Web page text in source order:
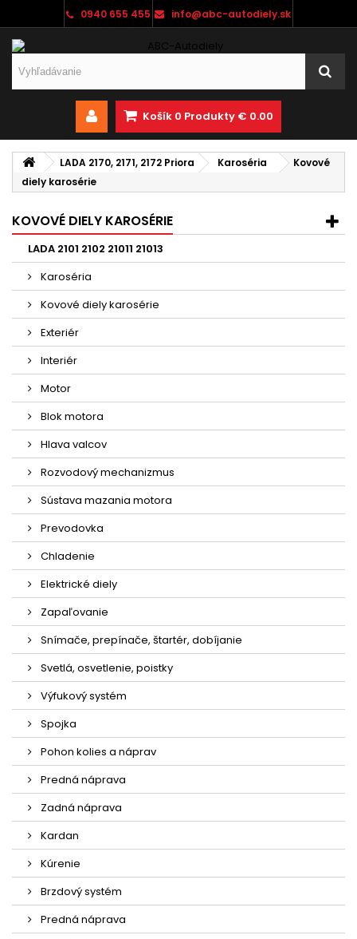
0940 655 455 info@abc-autodiely.sk
Košík 0 Produkty € 0.00
LADA 2170, 2171, 2172 Priora Karoséria
Kovové
diely karosérie
KOVOVÉ DIELY KAROSÉRIE
LADA 2101 2102 21011 21013
Karoséria
Kovové diely karosérie
Exteriér
Interiér
Motor
Blok motora
Hlava valcov
Rozvodový mechanizmus
Sústava mazania motora
Prevodovka
Chladenie
Elektrické diely
Zapaľovanie
Snímače, prepínače, štartér, dobíjanie
Svetlá, osvetlenie, poistky
Výfukový systém
Spojka
Pohon kolies a náprav
Predná náprava
Zadná náprava
Kardan
Kúrenie
Brzdový systém
Predná náprava